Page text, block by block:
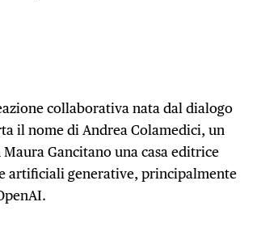
collaborativa nata dal dialogo
il nome di Andrea Colamedici, un
Gancitano una casa editrice
artificiali generative, principalmente